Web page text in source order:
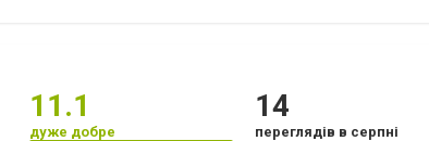
11.1
дуже добре
14
переглядів в серпні